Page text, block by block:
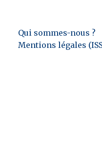
Qui sommes-nous ?
Mentions légales